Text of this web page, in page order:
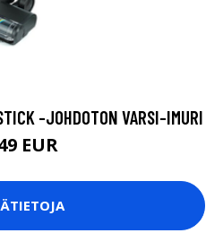
-JOHDOTON VARSI-IMURI
EUR